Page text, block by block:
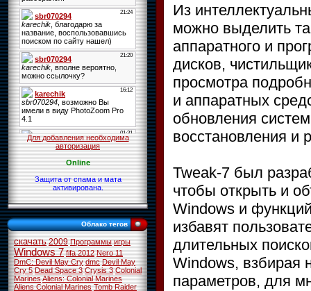
Для добавления необходима
авторизация
Online
Защита от спама и мата
активирована.
Облако тегов
скачать 2009 Программы игры
Windows 7 fifa 2012 Nero 11
DmC: Devil May Cry dmc Devil May
Cry 5 Dead Space 3 Crysis 3 Colonial
MarinesAliens: Colonial Marines
Aliens Colonial Marines Tomb Raider
Из
можно выделить
аппаратного и
дисков,
просмотра
и аппаратных
обновления
восстановления и
Tweak-7 был
чтобы открыть и
Windows и
избавят
длительных
Windows, взбирая
параметров, для